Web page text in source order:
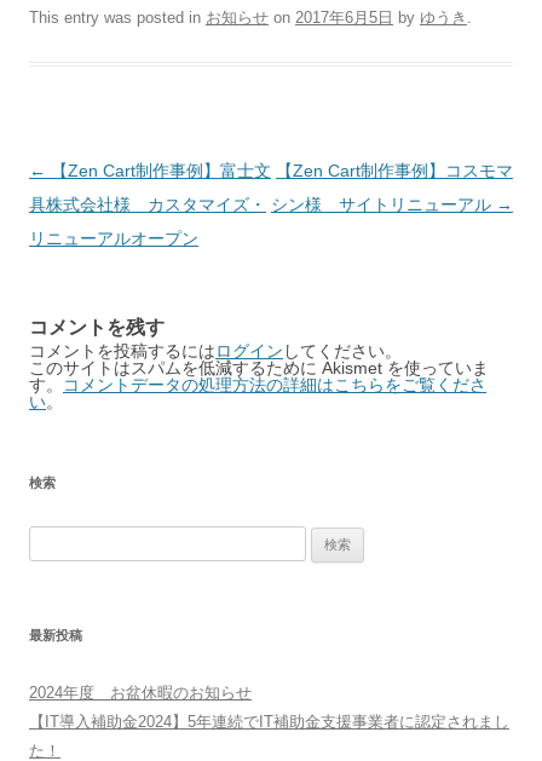
This entry was posted in お知らせ on 2017年6月5日 by ゆうき .
Post
navigation
←
【Zen Cart制作事例】富士文
具株式会社様 カスタマイズ・
リニューアルオープン
【Zen Cart制作事例】コスモマ
シン様 サイトリニューアル →
コメントを残す
コメントを投稿するにはログイン してください。
このサイトはスパムを低減するために Akismet を使っていま
す。
コメントデータの処理方法の詳細はこちらをご覧くださ
い。
検索
最新投稿
2024年度 お盆休暇のお知らせ
【IT導入補助金2024】5年連続でIT補助金支援事業者に認定されまし
た！